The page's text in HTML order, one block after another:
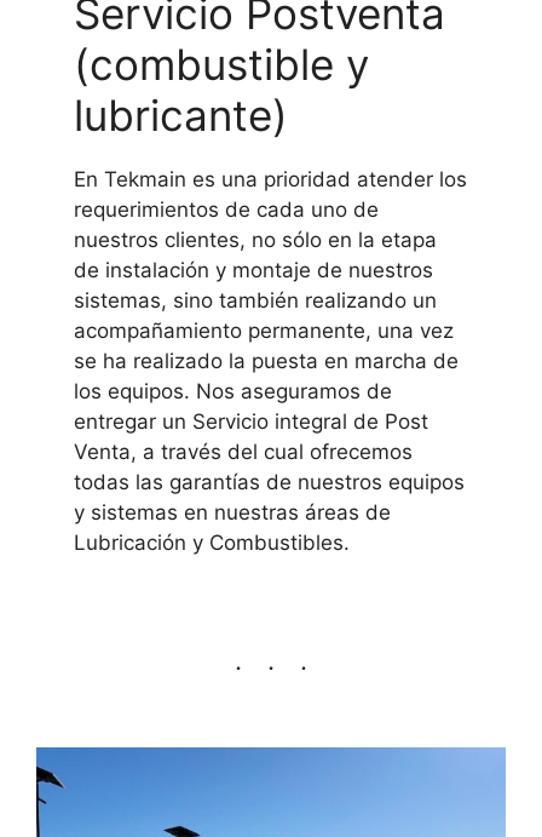
Servicio Postventa
(combustible y
lubricante)
En Tekmain es una prioridad atender los
requerimientos de cada uno de
nuestros clientes, no sólo en la etapa
de instalación y montaje de nuestros
sistemas, sino también realizando un
acompañamiento permanente, una vez
se ha realizado la puesta en marcha de
los equipos. Nos aseguramos de
entregar un Servicio integral de Post
Venta, a través del cual ofrecemos
todas las garantías de nuestros equipos
y sistemas en nuestras áreas de
Lubricación y Combustibles.